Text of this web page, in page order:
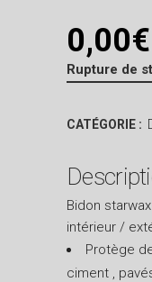
0,00€
Rupture de
CATÉGORIE :
Bidon
intérieur /
Protège
ciment ,